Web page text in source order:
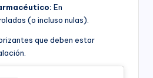
En
(o incluso nulas).
que deben estar